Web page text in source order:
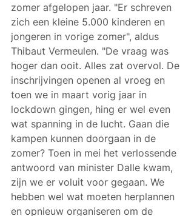
zomer afgelopen jaar. "Er schreven
zich een kleine 5.000 kinderen en
jongeren in vorige zomer", aldus
Thibaut Vermeulen. "De vraag was
hoger dan ooit. Alles zat overvol. De
inschrijvingen openen al vroeg en
toen we in maart vorig jaar in
lockdown gingen, hing er wel even
wat spanning in de lucht. Gaan die
kampen kunnen doorgaan in de
zomer? Toen in mei het verlossende
antwoord van minister Dalle kwam,
zijn we er voluit voor gegaan. We
hebben wel wat moeten herplannen
en opnieuw organiseren om de